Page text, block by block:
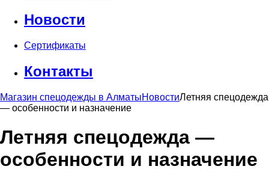
Новости
Сертификаты
Контакты
Магазин спецодежды в АлматыНовостиЛетняя спецодежда
— особенности и назначение
Летняя спецодежда —
особенности и назначение